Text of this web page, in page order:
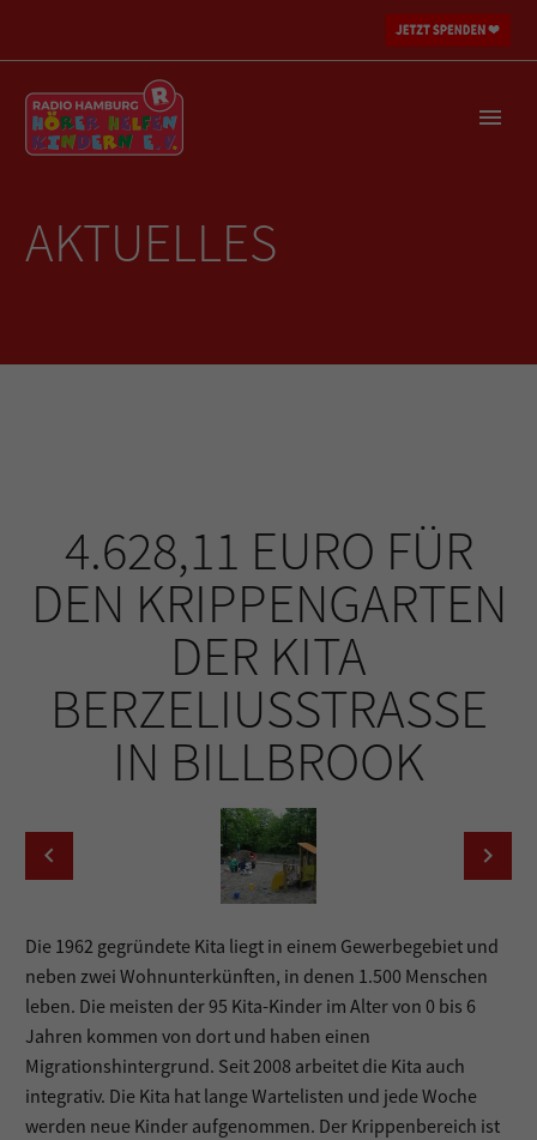
AKTUELLES
4.628,11 EURO FÜR
DEN KRIPPENGARTEN
DER KITA
BERZELIUSSTRASSE I
N BILLBROOK
Die 1962 gegründete Kita liegt in einem Gewerbegebiet und
neben zwei Wohnunterkünften, in denen 1.500 Menschen
leben. Die meisten der 95 Kita-Kinder im Alter von 0 bis 6
Jahren kommen von dort und haben einen
Migrationshintergrund. Seit 2008 arbeitet die Kita auch
integrativ. Die Kita hat lange Wartelisten und jede Woche
werden neue Kinder aufgenommen. Der Krippenbereich ist